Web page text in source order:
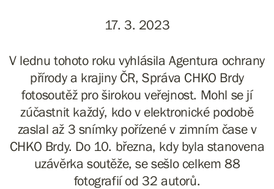
17. 3. 2023
V lednu tohoto roku vyhlásila Agentura ochrany
přírody a krajiny ČR, Správa CHKO Brdy
fotosoutěž pro širokou veřejnost. Mohl se jí
zúčastnit každý, kdo v elektronické podobě
zaslal až 3 snímky pořízené v zimním čase v
CHKO Brdy. Do 10. března, kdy byla stanovena
uzávěrka soutěže, se sešlo celkem 88
fotografií od 32 autorů.